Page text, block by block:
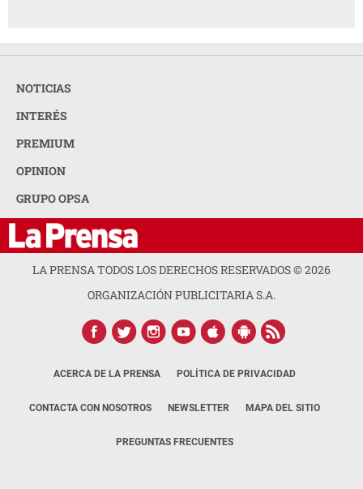
NOTICIAS
INTERÉS
PREMIUM
OPINION
GRUPO OPSA
LA PRENSA TODOS LOS DERECHOS RESERVADOS ©2026
ORGANIZACIÓN PUBLICITARIA S.A.
ACERCA DE LA PRENSA POLÍTICA DE PRIVACIDAD
CONTACTA CON NOSOTROS NEWSLETTER MAPA DEL SITIO
PREGUNTAS FRECUENTES